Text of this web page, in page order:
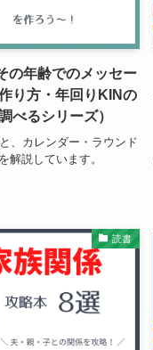
の年齢でのメッセー
り方・年回りKINの
べるシリーズ）
、カレンダー・ラウンド
解説しています。
読書